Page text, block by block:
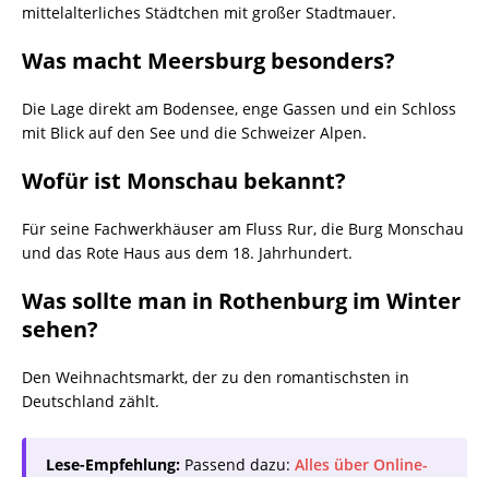
mittelalterliches Städtchen mit großer Stadtmauer.
Was macht Meersburg besonders?
Die Lage direkt am Bodensee, enge Gassen und ein Schloss
mit Blick auf den See und die Schweizer Alpen.
Wofür ist Monschau bekannt?
Für seine Fachwerkhäuser am Fluss Rur, die Burg Monschau
und das Rote Haus aus dem 18. Jahrhundert.
Was sollte man in Rothenburg im Winter
sehen?
Den Weihnachtsmarkt, der zu den romantischsten in
Deutschland zählt.
Lese-Empfehlung: Passend dazu: Alles über Online-